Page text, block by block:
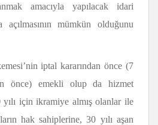
amacıyla yapılacak idari
mümkün olduğunu
iptal kararından önce (7
önce) emekli olup da hizmet
için ikramiye almış olanlar ile
hak sahiplerine, 30 yılı aşan